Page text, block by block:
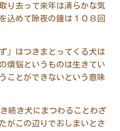
り去って来年は清らかな気
込めて除夜の鐘は１０８回
」はつきまとってくる犬は
煩悩というものは生きてい
ことができないという意味
続き犬にまつわることわざ
がこの辺りでおしまいとさ